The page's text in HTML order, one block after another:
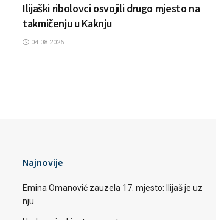
Ilijaški ribolovci osvojili drugo mjesto na
takmičenju u Kaknju
04.08.2026.
Najnovije
Emina Omanović zauzela 17. mjesto: Ilijaš je uz
nju